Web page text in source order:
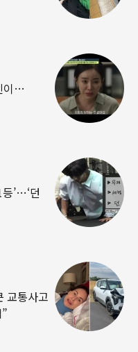
이…
’…‘던
교통사고